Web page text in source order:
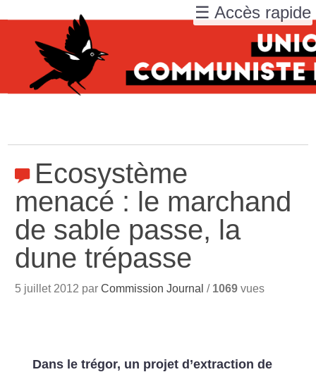
Ecosystème
menacé : le marchand
de sable passe, la
dune trépasse
5 juillet 2012 parCommission Journal / 1069 vues
Dans le trégor, un projet d’extraction de
☰ Accès rapide